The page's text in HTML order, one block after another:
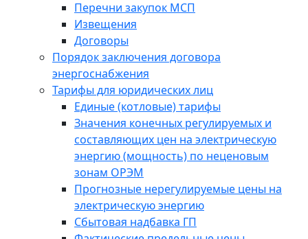
Перечни закупок МСП
Извещения
Договоры
Порядок заключения договора
энергоснабжения
Тарифы для юридических лиц
Единые (котловые) тарифы
Значения конечных регулируемых и
составляющих цен на электрическую
энергию (мощность) по неценовым
зонам ОРЭМ
Прогнозные нерегулируемые цены на
электрическую энергию
Сбытовая надбавка ГП